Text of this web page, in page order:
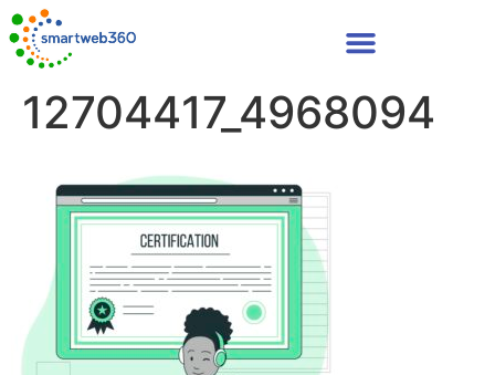
12704417_4968094